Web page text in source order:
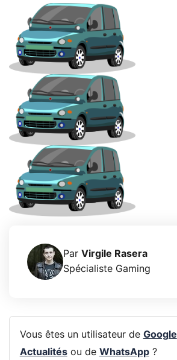
Par Virgile Rasera
Spécialiste Gaming
Vous êtes un utilisateur de Google
Actualitésou de WhatsApp?